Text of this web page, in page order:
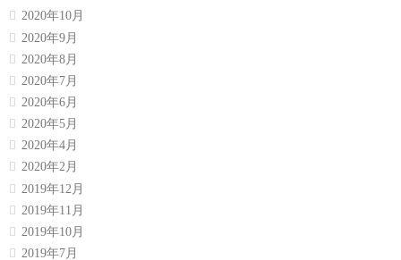
2020年10月
2020年9月
2020年8月
2020年7月
2020年6月
2020年5月
2020年4月
2020年2月
2019年12月
2019年11月
2019年10月
2019年7月